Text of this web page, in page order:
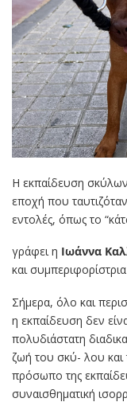
Η εκπαίδευση
εποχή που
εντολές, όπως το
γράφει η Ιωάννα
και
Σήμερα, όλο και
η εκπαίδευση δεν
πολυδιάστατη
ζωή του σκύ- λου και
πρόσωπο της
συναισθηματική